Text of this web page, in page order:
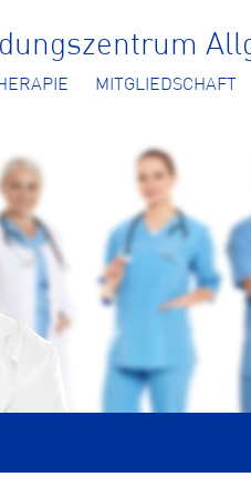
MITGLIEDSCHAFT